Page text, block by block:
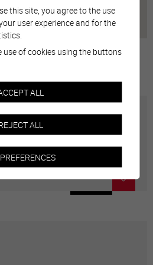
de Sierre
this site, you agree to the use
user experience and for the
use of cookies using the buttons
ALL
ALL